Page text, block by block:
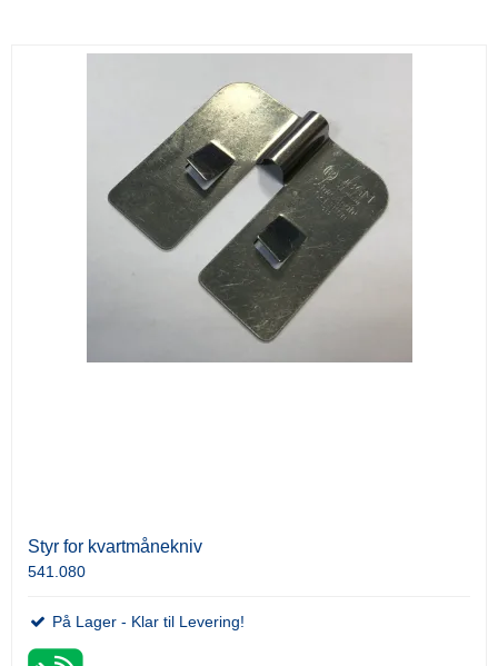
Styr for kvartmånekniv
541.080
På Lager - Klar til Levering!